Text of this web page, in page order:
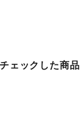
ェックした商品